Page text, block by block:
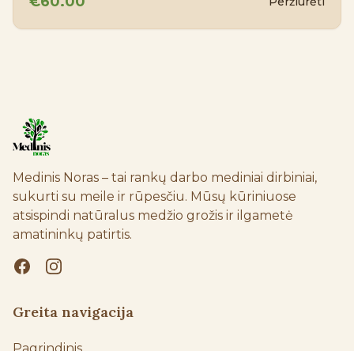
Medinis Noras – tai rankų darbo mediniai dirbiniai,
sukurti su meile ir rūpesčiu. Mūsų kūriniuose
atsispindi natūralus medžio grožis ir ilgametė
amatininkų patirtis.
Greita navigacija